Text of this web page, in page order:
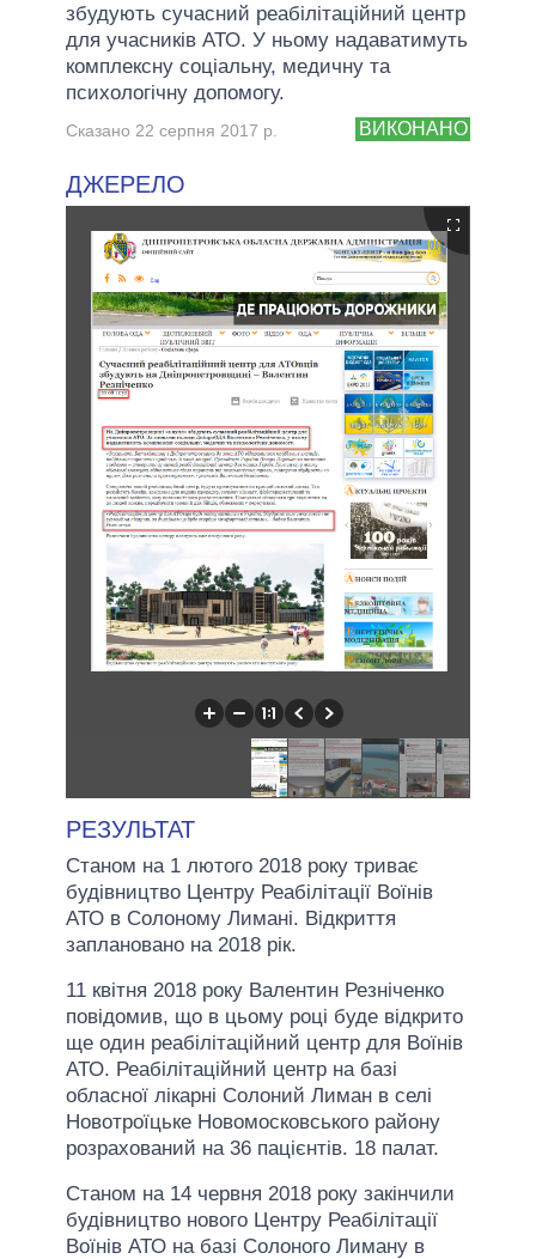
збудують сучасний реабілітаційний центр
для учасників АТО. У ньому надаватимуть
комплексну соціальну, медичну та
психологічну допомогу.
ВИКОНАНО
Сказано 22 серпня 2017 р.
ДЖЕРЕЛО
РЕЗУЛЬТАТ
Станом на 1 лютого 2018 року триває
будівництво Центру Реабілітації Воїнів
АТО в Солоному Лимані. Відкриття
заплановано на 2018 рік.
11 квітня 2018 року Валентин Резніченко
повідомив, що в цьому році буде відкрито
ще один реабілітаційний центр для Воїнів
АТО. Реабілітаційний центр на базі
обласної лікарні Солоний Лиман в селі
Новотроїцьке Новомосковського району
розрахований на 36 пацієнтів. 18 палат.
Станом на 14 червня 2018 року закiнчили
будівництво нового Центру Реабілітації
Воїнів АТО на базі Солоного Лиману в